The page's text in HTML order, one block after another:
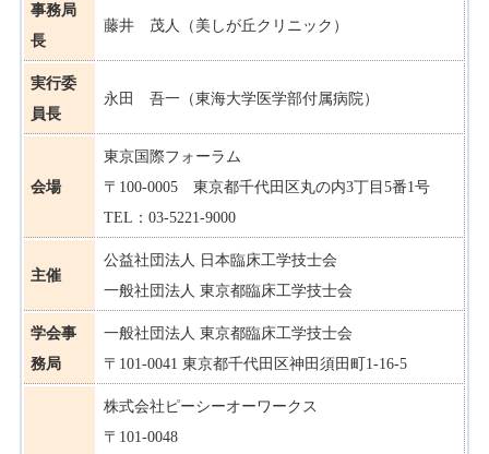
事務局
長
藤井 茂人（美しが丘クリニック）
実行委
員長
永田 吾一（東海大学医学部付属病院）
会場
東京国際フォーラム
〒100-0005 東京都千代田区丸の内3丁目5番1号
TEL：03-5221-9000
主催
公益社団法人 日本臨床工学技士会
一般社団法人 東京都臨床工学技士会
学会事
務局
一般社団法人 東京都臨床工学技士会
〒101-0041 東京都千代田区神田須田町1-16-5
株式会社ピーシーオーワークス
〒101-0048